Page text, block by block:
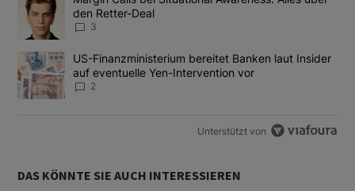
den Retter-Deal
3
Ein Trendartikel mit dem Titel "US-Finanzministerium bereitet
US-Finanzministerium bereitet Banken laut Insider
auf eventuelle Yen-Intervention vor
2
Unterstützt von
DAS KÖNNTE SIE AUCH INTERESSIEREN